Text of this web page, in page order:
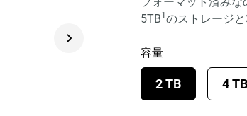
5TB1 のストレージ
容量
2 TB 4 TB